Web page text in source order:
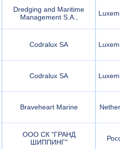
Dredging and Maritime
Management S.A.,
Codralux SA
Codralux SA
Braveheart Marine
ООО СК "ГРАНД
ШИППИНГ"